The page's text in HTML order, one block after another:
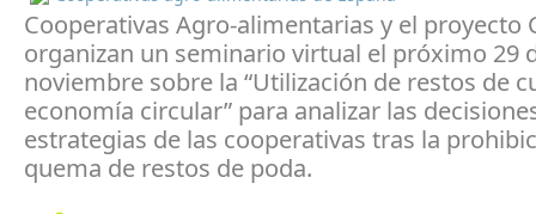
Cooperativas Agro-alimentarias y el proyecto
organizan un seminario virtual el próximo 29
noviembre sobre la “Utilización de restos de
economía circular” para analizar las
estrategias de las cooperativas tras la
quema de restos de poda.